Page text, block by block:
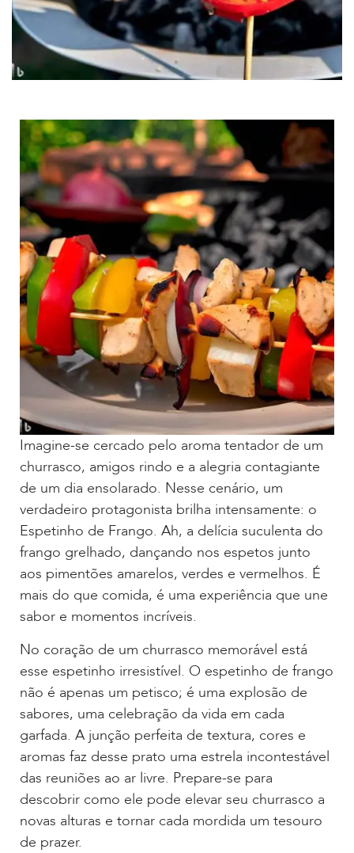
Imagine-se cercado pelo aroma tentador de um
churrasco, amigos rindo e a alegria contagiante
de um dia ensolarado. Nesse cenário, um
verdadeiro protagonista brilha intensamente: o
Espetinho de Frango. Ah, a delícia suculenta do
frango grelhado, dançando nos espetos junto
aos pimentões amarelos, verdes e vermelhos. É
mais do que comida, é uma experiência que une
sabor e momentos incríveis.
No coração de um churrasco memorável está
esse espetinho irresistível. O espetinho de frango
não é apenas um petisco; é uma explosão de
sabores, uma celebração da vida em cada
garfada. A junção perfeita de textura, cores e
aromas faz desse prato uma estrela incontestável
das reuniões ao ar livre. Prepare-se para
descobrir como ele pode elevar seu churrasco a
novas alturas e tornar cada mordida um tesouro
de prazer.